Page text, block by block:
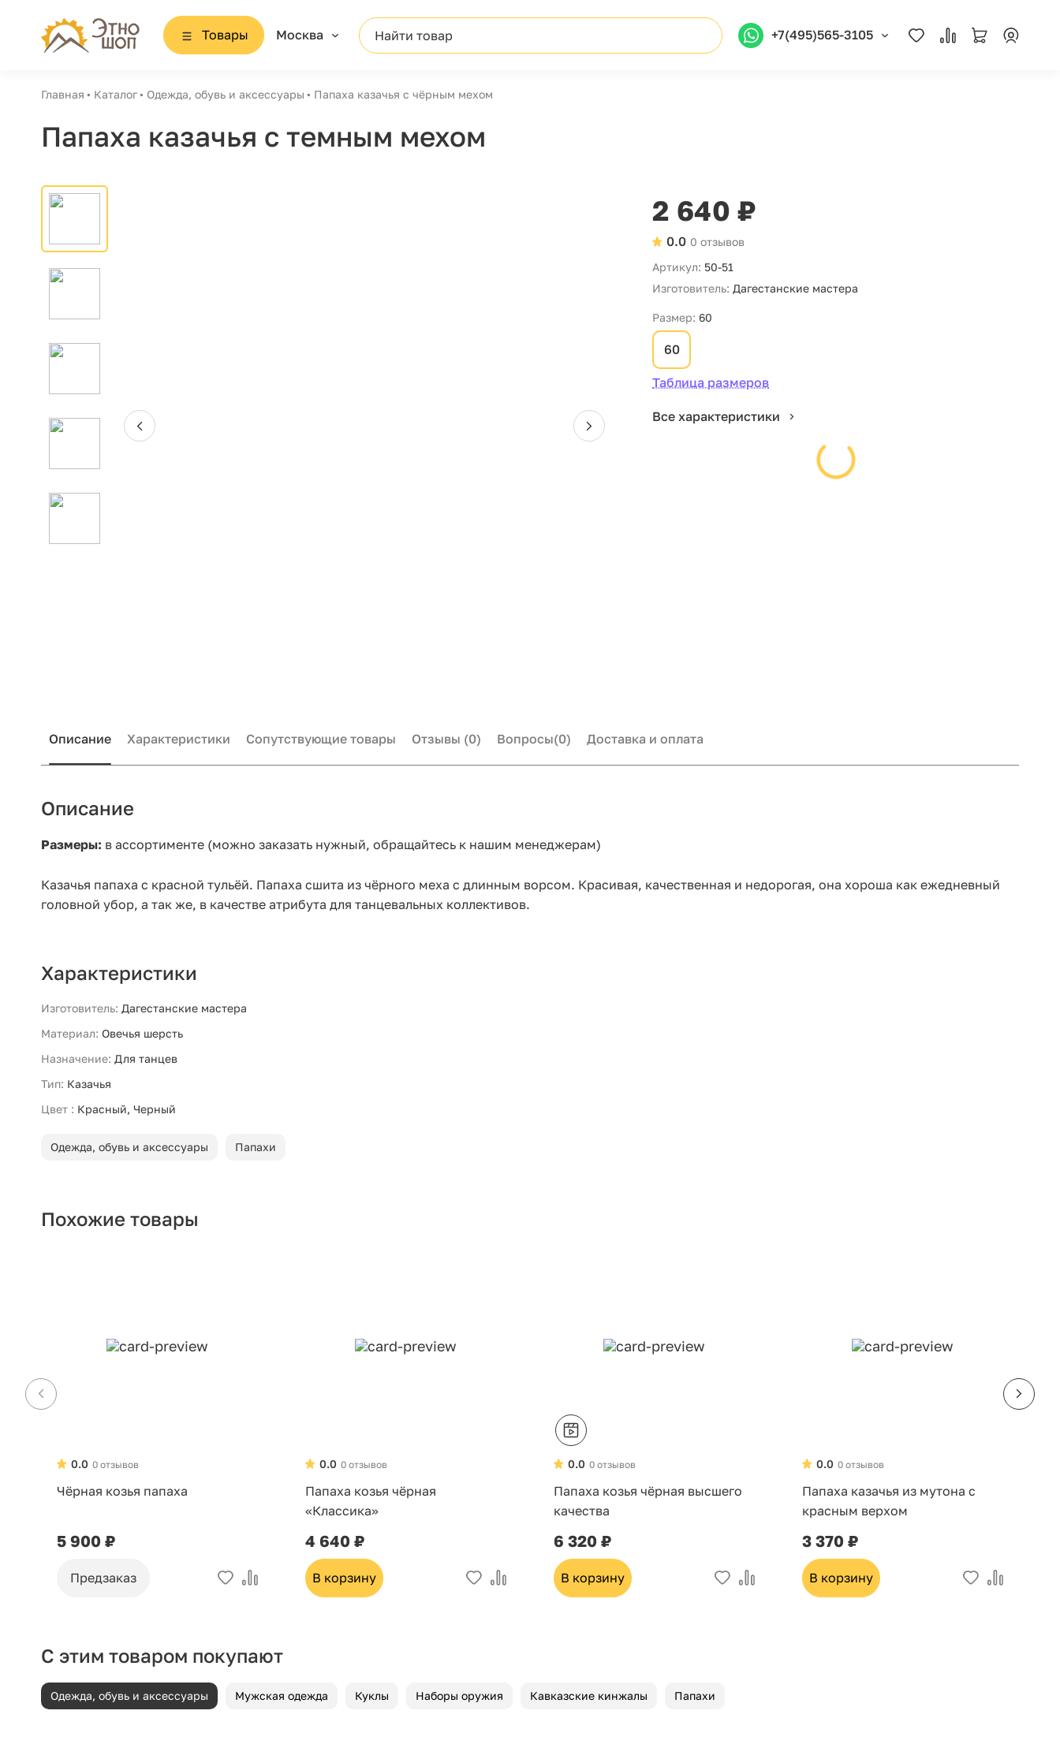
Товары Москва Найти товар +7(495)565-3105
Главная Каталог Одежда, обувь и аксессуары Папаха казачья с чёрным мехом
Папаха казачья с темным мехом
2 640 ₽
0 отзывов
0.0
Артикул: 50-51
Изготовитель: Дагестанские мастера
Размер: 60
60
Таблица размеров
Все характеристики
Описание Характеристики Сопутствующие товары Отзывы (0) Вопросы(0) Доставка и оплата
Описание
Размеры: в ассортименте (можно заказать нужный, обращайтесь к нашим менеджерам)
Казачья папаха с красной тульёй. Папаха сшита из чёрного меха с длинным ворсом. Красивая, качественная и недорогая, она хороша как ежедневный
головной убор, а так же, в качестве атрибута для танцевальных коллективов.
Характеристики
Изготовитель: Дагестанские мастера
Материал: Овечья шерсть
Назначение: Для танцев
Тип: Казачья
Цвет : Красный, Черный
Одежда, обувь и аксессуары Папахи
Похожие товары
0 отзывов
0.0
Чёрная козья папаха
5 900 ₽
Предзаказ
0 отзывов
0.0
Папаха козья чёрная
«Классика»
4 640 ₽
В корзину
0 отзывов
0.0
Папаха козья чёрная высшего
качества
6 320 ₽
В корзину
0 отзывов
0.0
Папаха казачья из мутона с
красным верхом
3 370 ₽
В корзину
С этим товаром покупают
Одежда, обувь и аксессуары Мужская одежда Куклы Наборы оружия Кавказские кинжалы Папахи